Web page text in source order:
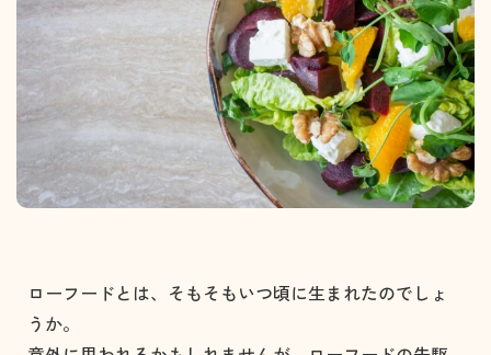
ローフードとは、そもそもいつ頃に生まれたのでしょ
うか。